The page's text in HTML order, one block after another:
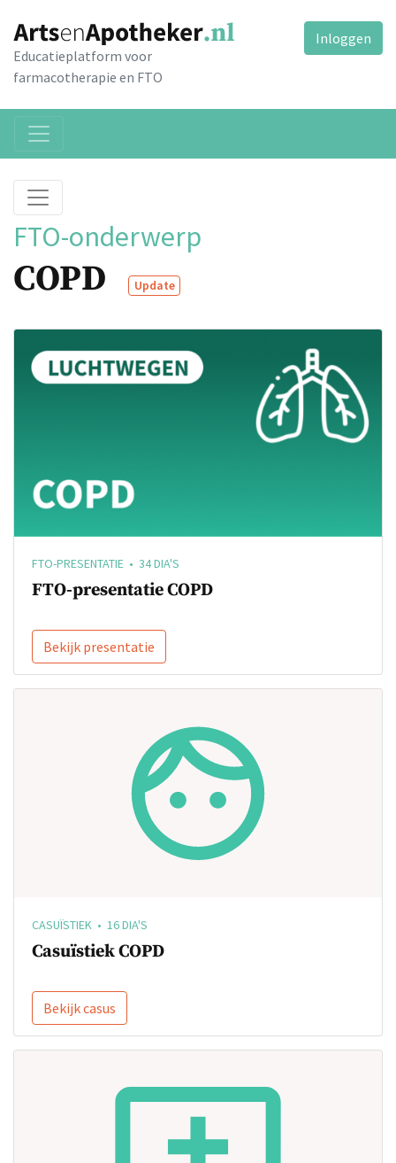
Educatieplatform voor
farmacotherapie en FTO
Inloggen
FTO-onderwerp
COPD Update
FTO-PRESENTATIE • 34 DIA'S
FTO-presentatie COPD
Bekijk presentatie
CASUÏSTIEK • 16 DIA'S
Casuïstiek COPD
Bekijk casus